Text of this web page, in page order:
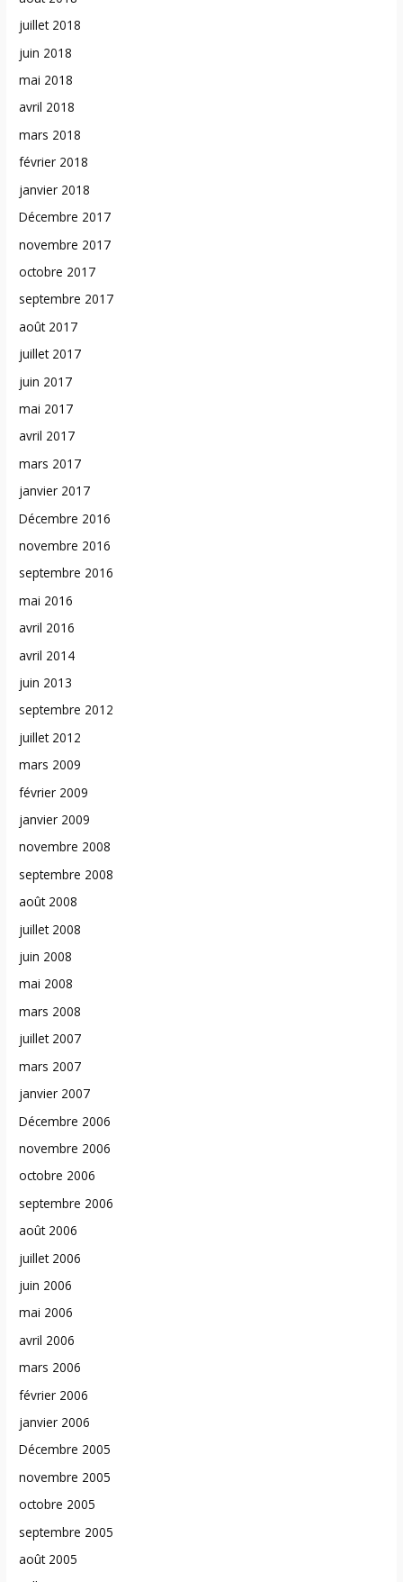
juillet 2018
juin 2018
mai 2018
avril 2018
mars 2018
février 2018
janvier 2018
Décembre 2017
novembre 2017
octobre 2017
septembre 2017
août 2017
juillet 2017
juin 2017
mai 2017
avril 2017
mars 2017
janvier 2017
Décembre 2016
novembre 2016
septembre 2016
mai 2016
avril 2016
avril 2014
juin 2013
septembre 2012
juillet 2012
mars 2009
février 2009
janvier 2009
novembre 2008
septembre 2008
août 2008
juillet 2008
juin 2008
mai 2008
mars 2008
juillet 2007
mars 2007
janvier 2007
Décembre 2006
novembre 2006
octobre 2006
septembre 2006
août 2006
juillet 2006
juin 2006
mai 2006
avril 2006
mars 2006
février 2006
janvier 2006
Décembre 2005
novembre 2005
octobre 2005
septembre 2005
août 2005